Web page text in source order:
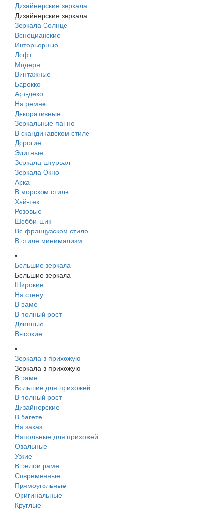
Дизайнерские зеркала
Дизайнерские зеркала
Зеркала Солнце
Венецианские
Интерьерные
Лофт
Модерн
Винтажные
Барокко
Арт-деко
На ремне
Декоративные
Зеркальные панно
В скандинавском стиле
Дорогие
Элитные
Зеркала-штурвал
Зеркала Окно
Арка
В морском стиле
Хай-тек
Розовые
Шебби-шик
Во французском стиле
В стиле минимализм
Большие зеркала
Большие зеркала
Широкие
На стену
В раме
В полный рост
Длинные
Высокие
Зеркала в прихожую
Зеркала в прихожую
В раме
Большие для прихожей
В полный рост
Дизайнерские
В багете
На заказ
Напольные для прихожей
Овальные
Узкие
В белой раме
Современные
Прямоугольные
Оригинальные
Круглые